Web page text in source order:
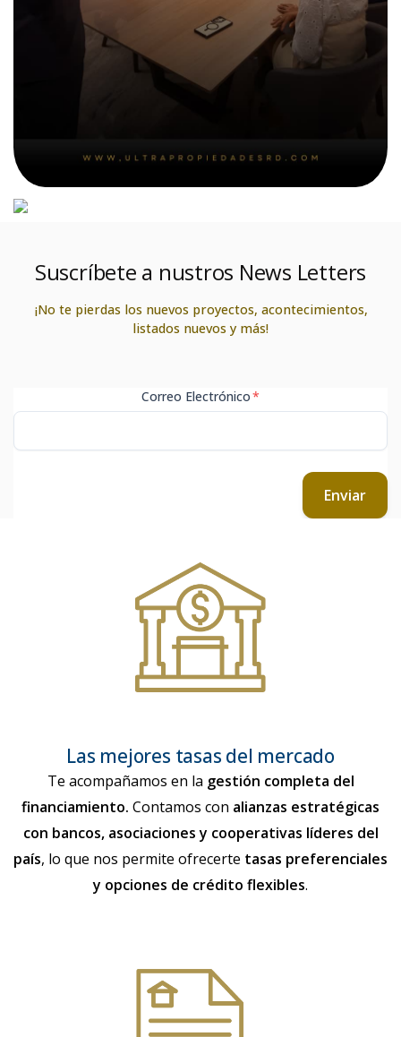
Suscríbete a nustros News Letters
¡No te pierdas los nuevos proyectos, acontecimientos,
listados nuevos y más!
Correo Electrónico*
Enviar
Las mejores tasas del mercado
Te acompañamos en la gestión completa del
financiamiento. Contamos con alianzas estratégicas
con bancos, asociaciones y cooperativas líderes del
país, lo que nos permite ofrecerte tasas preferenciales
y opciones de crédito flexibles.